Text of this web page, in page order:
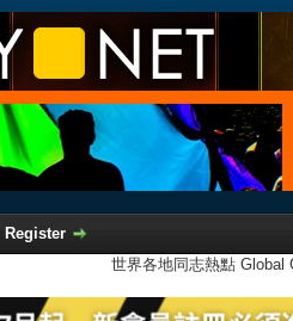
Register
世界各地同志熱點